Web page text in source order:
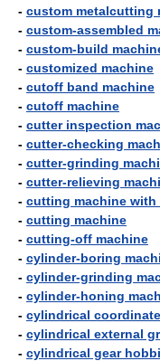
- custom metalcutting
- custom-assembled
- custom-build
- customized machine
- cutoff band machine
- cutoff machine
- cutter inspection
- cutter-checking
- cutter-grinding
- cutter-relieving
- cutting machine
- cutting machine
- cutting-off machine
- cylinder-boring
- cylinder-grinding
- cylinder-honing
- cylindrical
- cylindrical external
- cylindrical gear